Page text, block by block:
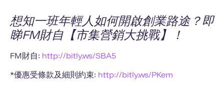
想知一班年輕人如何開啟創業路途？即
睇FM財自【市集營銷大挑戰】！
FM財自: http://bitly.ws/SBA5
*優惠受條款及細則約束: http://bitly.ws/PKem